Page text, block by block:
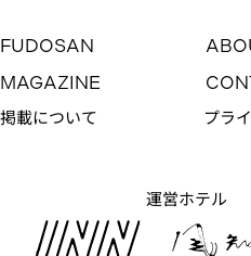
FUDOSAN
MAGAZINE
掲載について プラ
運営ホテル